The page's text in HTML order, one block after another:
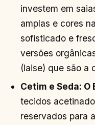
investem em
amplas e cores
sofisticado e
versões
(laise) que são a
Cetim e Seda: O
tecidos
reservados para